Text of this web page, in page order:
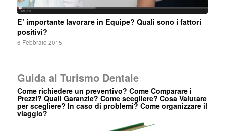
E’ importante lavorare in Equipe? Quali sono i fattori
positivi?
6 Febbraio 2015
Guida al Turismo Dentale
Come richiedere un preventivo? Come Comparare i
Prezzi? Quali Garanzie? Come scegliere? Cosa Valutare
per scegliere? In caso di problemi? Come organizzare il
viaggio?